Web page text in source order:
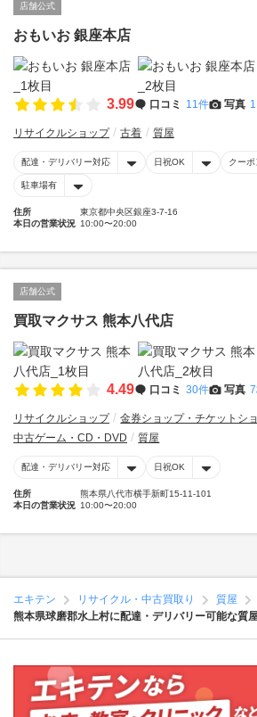
店舗公式
おもいお 銀座本店
3.99 口コミ 11件 写真
リサイクルショップ 古着 質屋
配達・デリバリー対応 日祝OK クー
駐車場有
住所
東京都中央区銀座3-7-16
本日の営業状況 10:00〜20:00
店舗公式
買取マクサス 熊本八代店
4.49 口コミ 30件 写真
リサイクルショップ 金券ショップ・チケットシ
中古ゲーム・CD・DVD
質屋
配達・デリバリー対応 日祝OK
住所
熊本県八代市横手新町15-11-101
本日の営業状況 10:00〜20:00
エキテン リサイクル・中古買取り
質屋
熊本県球磨郡水上村に配達・デリバリー可能な質